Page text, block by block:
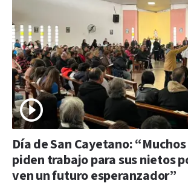
Día de San Cayetano:
piden trabajo para sus nietos
ven un futuro esperanzador”